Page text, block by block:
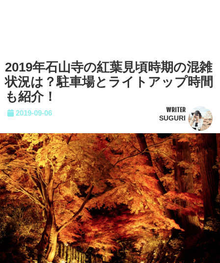
2019年石山寺の紅葉見頃時期の混雑
状況は？駐車場とライトアップ時間
も紹介！
2019-09-06 WRITER
SUGURI